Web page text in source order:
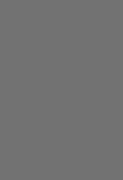
riscaldamento a
qualità tra le
e